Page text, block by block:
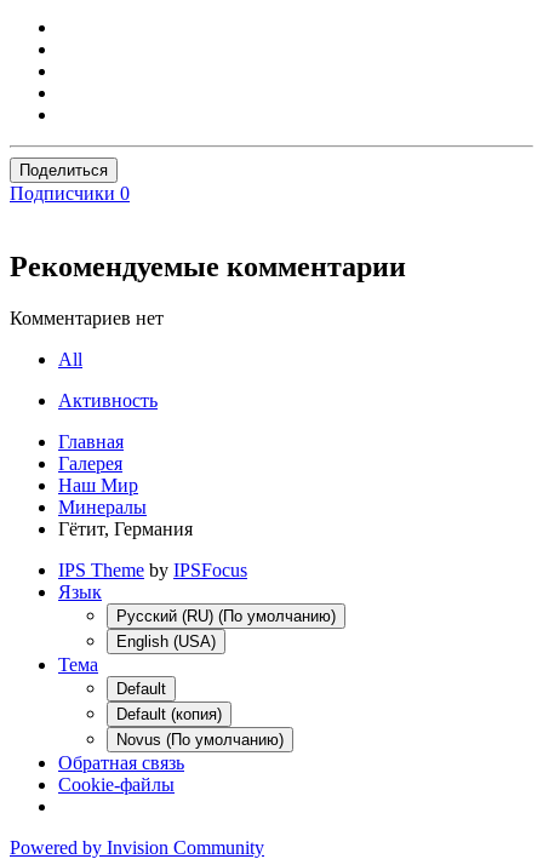
Поделиться
Подписчики 0
Рекомендуемые комментарии
Комментариев нет
All
Активность
Главная
Галерея
Наш Мир
Минералы
Гётит, Германия
IPS Theme by IPSFocus
Язык
Русский (RU) (По умолчанию)
English (USA)
Тема
Default
Default (копия)
Novus (По умолчанию)
Обратная связь
Cookie-файлы
Powered by Invision Community